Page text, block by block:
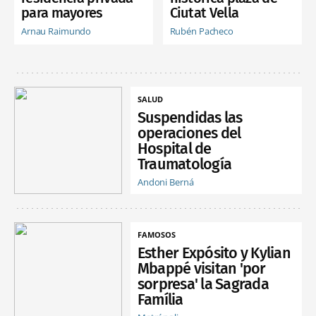
para mayores
Arnau Raimundo
Ciutat Vella
Rubén Pacheco
SALUD
Suspendidas las
operaciones del
Hospital de
Traumatología
Andoni Berná
FAMOSOS
Esther Expósito y Kylian
Mbappé visitan 'por
sorpresa' la Sagrada
Família